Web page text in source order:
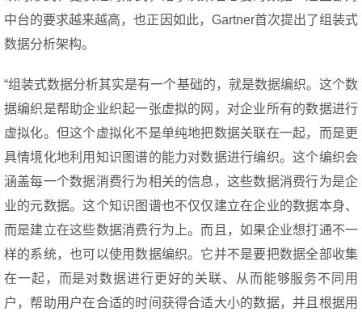
中台的要求越来越高，也正因如此，Gartner首次提出了组装式
数据分析架构。
“组装式数据分析其实是有一个基础的，就是数据编织。这个数
据编织是帮助企业织起一张虚拟的网，对企业所有的数据进行
虚拟化。但这个虚拟化不是单纯地把数据关联在一起，而是更
具情境化地利用知识图谱的能力对数据进行编织。这个编织会
涵盖每一个数据消费行为相关的信息，这些数据消费行为是企
业的元数据。这个知识图谱也不仅仅建立在企业的数据本身、
而是建立在这些数据消费行为上。而且，如果企业想打通不一
样的系统，也可以使用数据编织。它并不是要把数据全部收集
在一起，而是对数据进行更好的关联、从而能够服务不同用
户，帮助用户在合适的时间获得合适大小的数据，并且根据用